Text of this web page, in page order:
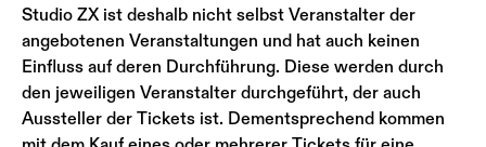
Studio ZX ist deshalb nicht selbst Veranstalter der
angebotenen Veranstaltungen und hat auch keinen
Einfluss auf deren Durchführung. Diese werden durch
den jeweiligen Veranstalter durchgeführt, der auch
Aussteller der Tickets ist. Dementsprechend kommen